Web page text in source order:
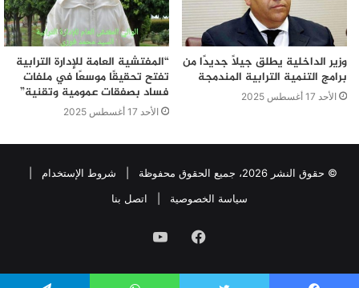
وزير الداخلية يطلق جيلًا جديدًا من
برامج التنمية الترابية المندمجة
الأحد 17 أغسطس 2025
“المفتشية العامة للإدارة الترابية
تفتح تحقيقًا موسعًا في ملفات
فساد بصفقات عمومية وتقنية”
الأحد 17 أغسطس 2025
© حقوق النشر 2026، جميع الحقوق محفوظة | شروط الإستخدام
سياسة الخصوصية
اتصل بنا
فيسبوكيوتيوب